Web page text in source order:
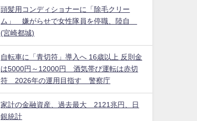
頭髪用コンディショナーに「除毛クリー
ム」 嫌がらせで女性隊員を停職、陸自
(宮崎都城)
自転車に「青切符」導入へ 16歳以上 反則金
は5000円～12000円 酒気帯び運転は赤切
符 2026年の運用目指す 警察庁
家計の金融資産、過去最大 2121兆円、日
銀統計